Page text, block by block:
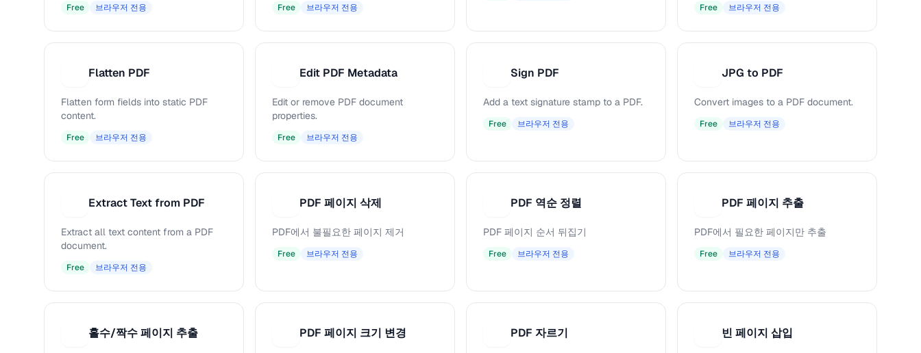
Free 브라우저 전용 Free 브라우저 전용 Free 브라우저 전용
Flatten PDF
Flatten form fields into static PDF
content.
Free 브라우저 전용
Edit PDF Metadata
Edit or remove PDF document
properties.
Free 브라우저 전용
Sign PDF
Add a text signature stamp to a PDF.
Free 브라우저 전용
JPG to PDF
Convert images to a PDF document.
Free 브라우저 전용
Extract Text from PDF
Extract all text content from a PDF
document.
Free 브라우저 전용
PDF 페이지 삭제
PDF에서 불필요한 페이지 제거
Free 브라우저 전용
PDF 역순 정렬
PDF 페이지 순서 뒤집기
Free 브라우저 전용
PDF 페이지 추출
PDF에서 필요한 페이지만 추출
Free 브라우저 전용
홀수/짝수 페이지 추출 PDF 페이지 크기 변경 PDF 자르기 빈 페이지 삽입